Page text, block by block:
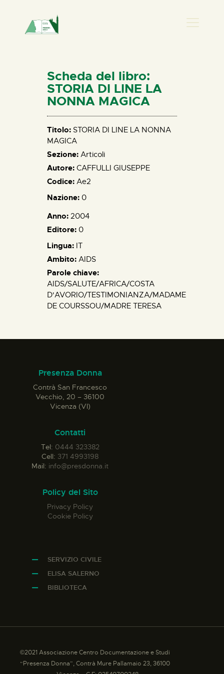
HOME
CHI SIAMO
NEWS
PERCORSI
BIBLIOTECA
ELISA SALERNO
CONTATTI
Scheda del libro:
STORIA DI LINE LA
NONNA MAGICA
Titolo: STORIA DI LINE LA NONNA
MAGICA
Sezione: Articoli
Autore: CAFFULLI GIUSEPPE
Codice: Ae2
Nazione: 0
Anno: 2004
Editore: 0
Lingua: IT
Ambito: AIDS
Parole chiave:
AIDS/SALUTE/AFRICA/COSTA
D'AVORIO/TESTIMONIANZA/MADAME
DE COURSSOU/MADRE TERESA
Presenza Donna
Contrà San Francesco
Vecchio, 20 – 36100
Vicenza (VI)
Contatti
Tel: 0444 323382
Cell: 371 4993198
Mail: info@presdonna.it
Policy del Sito
Privacy Policy
Cookie Policy
SERVIZIO CIVILE
ELISA SALERNO
BIBLIOTECA
©2021 Associazione Centro Documentazione e Studi
“Presenza Donna”, Contrà Mure Pallamaio 23, 36100